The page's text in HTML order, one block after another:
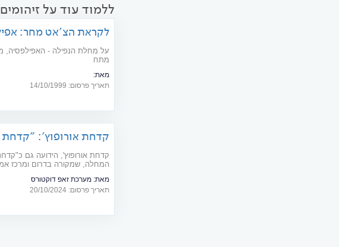
ללמוד עוד על
לקראת הצ'אט מחר:
על מחלת הנפילה - האפילפסיה,
מתח
מאת:
אפילפסיה או בשמה העממי "מחלת
תאריך פרסום: 14/10/1999
קדחת אורופוץ':
קדחת אורופוץ', הידועה גם
המחלה, שמקורה בדרום ומרכז
מאת: מערכת זאפ דוקטורס
תאריך פרסום: 20/10/2024